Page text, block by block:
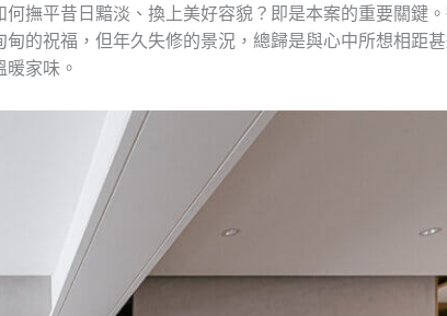
撫平昔日黯淡、換上美好容貌？即是本案的重要關鍵
的祝福，但年久失修的景況，總歸是與心中所想相距
家味。